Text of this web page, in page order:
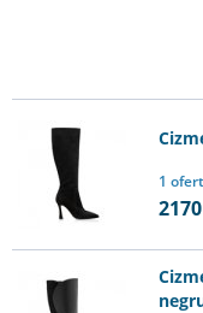
1
2170